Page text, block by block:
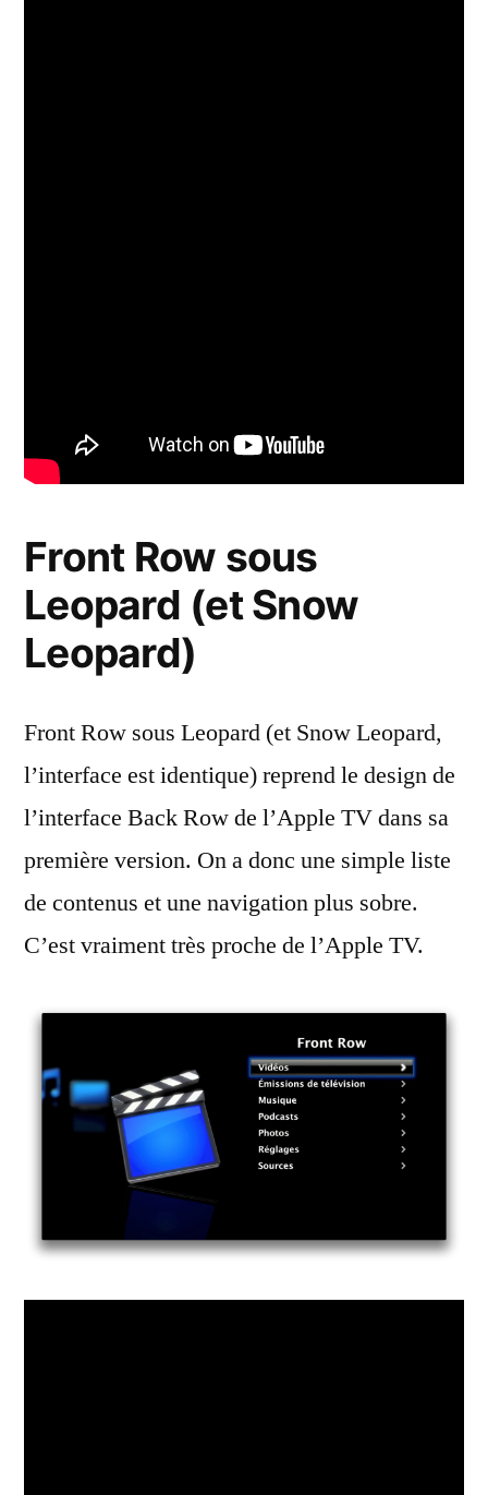
Front Row sous
Leopard (et Snow
Leopard)
Front Row sous Leopard (et Snow Leopard,
l’interface est identique) reprend le design de
l’interface Back Row de l’Apple TV dans sa
première version. On a donc une simple liste
de contenus et une navigation plus sobre.
C’est vraiment très proche de l’Apple TV.